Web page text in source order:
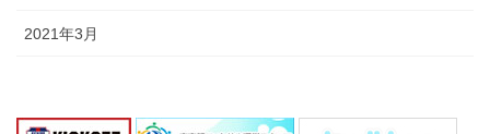
2021年3月